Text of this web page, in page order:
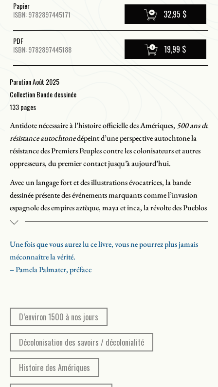
Papier
ISBN: 9782897445171
32,95 $
PDF
ISBN: 9782897445188
19,99 $
Parution Août 2025
Collection Bande dessinée
133 pages
Antidote nécessaire à l’histoire officielle des Amériques, 500 ans de
résistance autochtonedépeint d’une perspective autochtone la
résistance des Premiers Peuples contre les colonisateurs et autres
oppresseurs, du premier contact jusqu’à aujourd’hui.
Avec un langage fort et des illustrations évocatrices, la bande
dessinée présente des événements marquants comme l’invasion
espagnole des empires aztèque, maya et inca, la révolte des Pueblos
de 1680 au Nouveau-Mexique, la bataille de Wounded Knee en
plus récemment, les manifestations Idle No More et la résistance
au Dakota Access Pipeline. Au Canada, elle aborde la crise d’Oka
de 1990, le conflit foncier de la Grande Rivière entre les Six
Parue en français en 2023 et vendue à 5000 exemplaires, cette
œuvre éclaire les luttes passées et actuelles des Premiers Peuples
Une fois que vous aurez lu ce livre, vous ne pourrez plus jamais
méconnaître la vérité.
– Pamela Palmater, préface
D’environ 1500 à nos jours
Décolonisation des savoirs / décolonialité
Histoire des Amériques